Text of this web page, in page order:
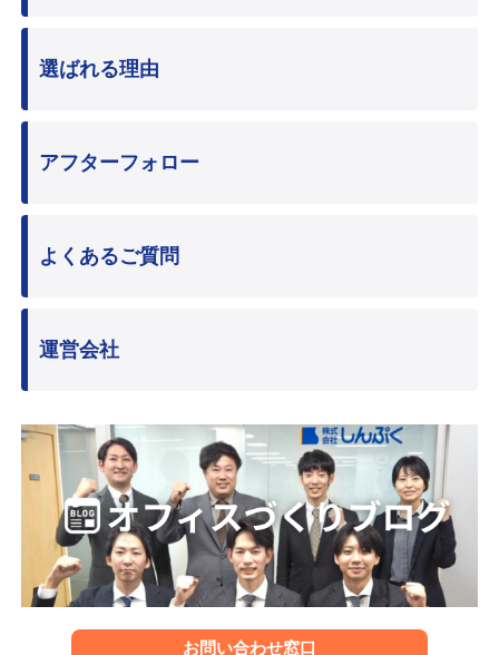
選ばれる理由
アフターフォロー
よくあるご質問
運営会社
お問い合わせ窓口